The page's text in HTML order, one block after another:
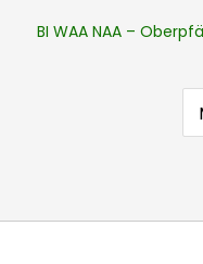
BI WAA NAA –